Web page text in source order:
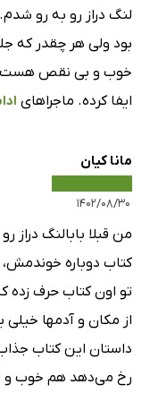
لنگ دراز رو به رو
بود ولی هر چقدر که
خوب و بی نقص هست
ایفا کرده. ماجراهای
مانا کیان
۱۴۰۲/۰۸/۳۰
من قبلا بابالنگ
کتاب دوباره
تو اون کتاب حرف زده
از مکان و آدمها خیلی
داستان این کتاب
رخ می‌دهد هم خوب و